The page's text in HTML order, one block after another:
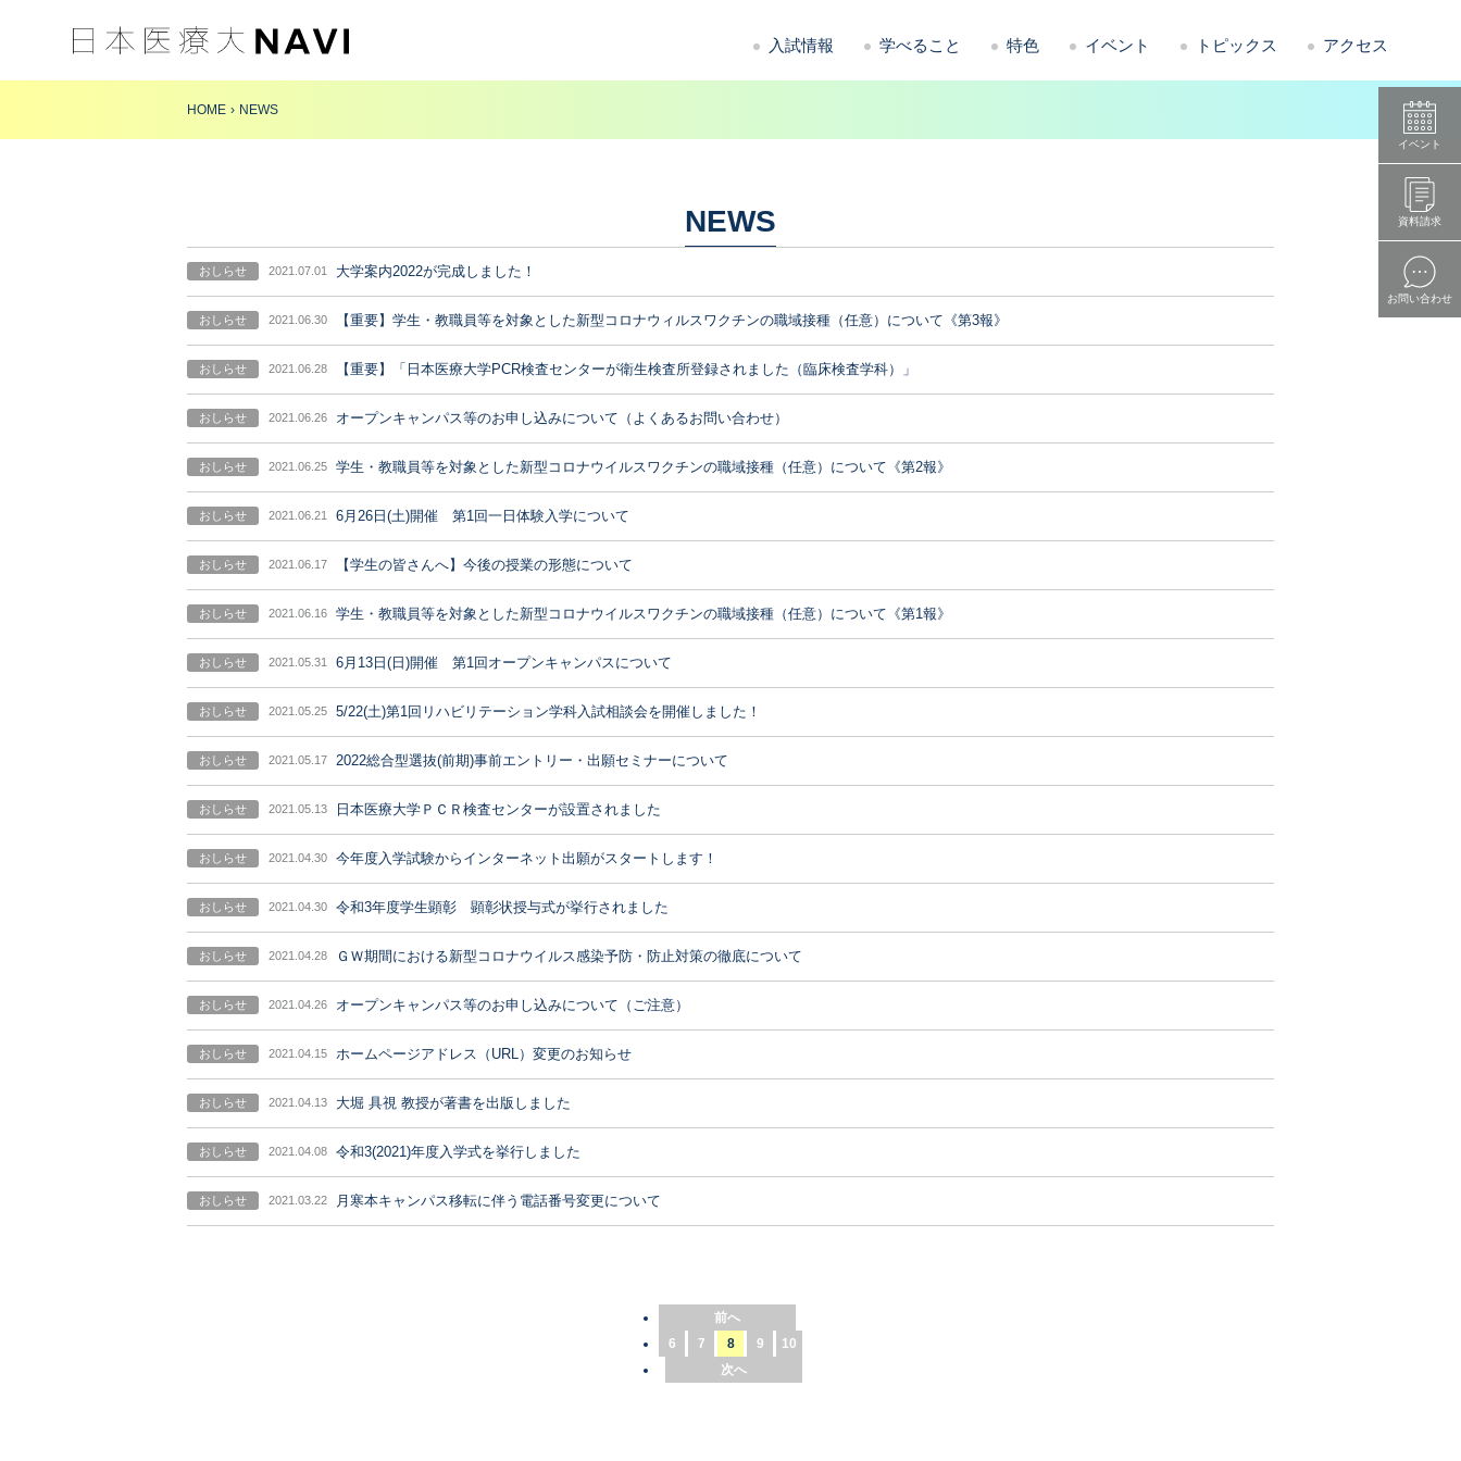
入試情報 学べること 特色 イベント トピックス アクセス
イベント
資料請求
お問い合わせ
HOME NEWS
NEWS
おしらせ 2021.07.01 大学案内2022が完成しました！
おしらせ 2021.06.30 【重要】学生・教職員等を対象とした新型コロナウィルスワクチンの職域接種（任意）について《第3報》
おしらせ 2021.06.28 【重要】「日本医療大学PCR検査センターが衛生検査所登録されました（臨床検査学科）」
おしらせ 2021.06.26 オープンキャンパス等のお申し込みについて（よくあるお問い合わせ）
おしらせ 2021.06.25 学生・教職員等を対象とした新型コロナウイルスワクチンの職域接種（任意）について《第2報》
おしらせ 2021.06.21 6月26日(土)開催 第1回一日体験入学について
おしらせ 2021.06.17 【学生の皆さんへ】今後の授業の形態について
おしらせ 2021.06.16 学生・教職員等を対象とした新型コロナウイルスワクチンの職域接種（任意）について《第1報》
おしらせ 2021.05.31 6月13日(日)開催 第1回オープンキャンパスについて
おしらせ 2021.05.25 5/22(土)第1回リハビリテーション学科入試相談会を開催しました！
おしらせ 2021.05.17 2022総合型選抜(前期)事前エントリー・出願セミナーについて
おしらせ 2021.05.13 日本医療大学ＰＣＲ検査センターが設置されました
おしらせ 2021.04.30 今年度入学試験からインターネット出願がスタートします！
おしらせ 2021.04.30 令和3年度学生顕彰 顕彰状授与式が挙行されました
おしらせ 2021.04.28 ＧＷ期間における新型コロナウイルス感染予防・防止対策の徹底について
おしらせ 2021.04.26 オープンキャンパス等のお申し込みについて（ご注意）
おしらせ 2021.04.15 ホームページアドレス（URL）変更のお知らせ
おしらせ 2021.04.13 大堀 具視 教授が著書を出版しました
おしらせ 2021.04.08 令和3(2021)年度入学式を挙行しました
おしらせ 2021.03.22 月寒本キャンパス移転に伴う電話番号変更について
前へ
6
7 8 9
10
次へ